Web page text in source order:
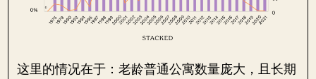
这里的情况在于：老龄普通公寓数量庞大，且长期